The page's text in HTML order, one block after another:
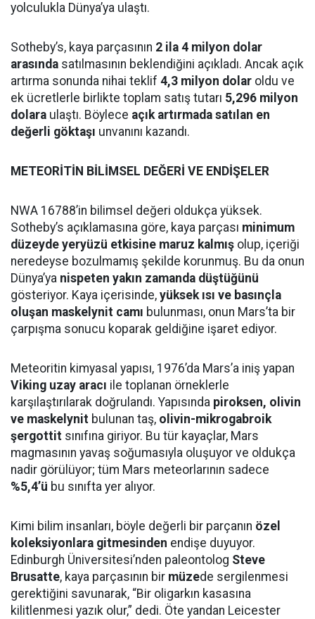
yolculukla Dünya’ya ulaştı.
Sotheby’s, kaya parçasının 2 ila 4 milyon dolar
arasında satılmasının beklendiğini açıkladı. Ancak açık
artırma sonunda nihai teklif 4,3 milyon dolar oldu ve
ek ücretlerle birlikte toplam satış tutarı 5,296 milyon
dolara ulaştı. Böylece açık artırmada satılan en
değerli göktaşı unvanını kazandı.
METEORİTİN BİLİMSEL DEĞERİ VE ENDİŞELER
NWA 16788’in bilimsel değeri oldukça yüksek.
Sotheby’s açıklamasına göre, kaya parçası minimum
düzeyde yeryüzü etkisine maruz kalmış olup, içeriği
neredeyse bozulmamış şekilde korunmuş. Bu da onun
Dünya’ya nispeten yakın zamanda düştüğünü
gösteriyor. Kaya içerisinde, yüksek ısı ve basınçla
oluşan maskelynit camı bulunması, onun Mars’ta bir
çarpışma sonucu koparak geldiğine işaret ediyor.
Meteoritin kimyasal yapısı, 1976’da Mars’a iniş yapan
Viking uzay aracı ile toplanan örneklerle
karşılaştırılarak doğrulandı. Yapısında piroksen, olivin
ve maskelynit bulunan taş, olivin-mikrogabroik
şergottit sınıfına giriyor. Bu tür kayaçlar, Mars
magmasının yavaş soğumasıyla oluşuyor ve oldukça
nadir görülüyor; tüm Mars meteorlarının sadece
%5,4’ü bu sınıfta yer alıyor.
Kimi bilim insanları, böyle değerli bir parçanın özel
koleksiyonlara gitmesinden endişe duyuyor.
Edinburgh Üniversitesi’nden paleontolog Steve
Brusatte, kaya parçasının bir müzede sergilenmesi
gerektiğini savunarak, “Bir oligarkın kasasına
kilitlenmesi yazık olur,” dedi. Öte yandan Leicester